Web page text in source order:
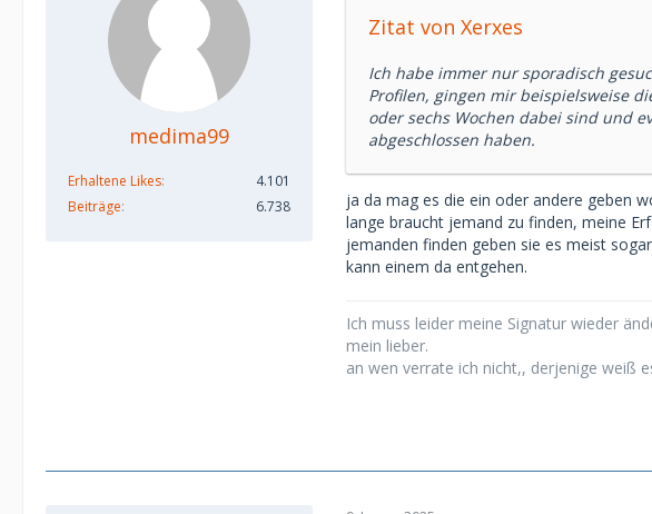
medima99
Erhaltene Likes
4.101
Beiträge
6.738
Zitat von Xerxes
Ich habe immer nur sporadisch
Profilen, gingen mir beispielsweise
oder sechs Wochen dabei sind und
abgeschlossen haben.
ja da mag es die ein oder andere geben
lange braucht jemand zu finden, meine
jemanden finden geben sie es meist
kann einem da entgehen.
Ich muss leider meine Signatur wieder
mein lieber.
an wen verrate ich nicht,, derjenige weiß